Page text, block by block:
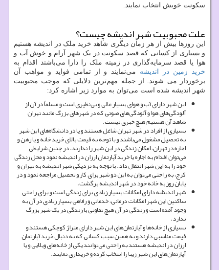
سکونت خویش انتخاب نمایند.
علت محبوبیت شهر اندیشه چیست؟
این روزها بیش از هر زمان دیگری شاهد خرید ملک در اندیشه هستیم
و بسیاری از کسانی که قصد سکونت در یک شهر آرام و خوش آب و
هوا یا قصد سرمایه‌گذاری در زمینه ملک را دارا می‌باشند اقدام به
خرید زمین در اندیشه می‌نمایند و از تمامی فواید و مواهب آن
برخوردار می شوند. از جمله مهم‌ترین دلایلی که موجب محبوبیت
شهر اندیشه شده است می‌توان به موارد زیر اشاره کرد:
این شهر دارای آب و هوای بسیار عالی و بی‌نظیری است و مسلماً در آن از
آلودگی‌های هوا و آلودگی‌های صوتی که در شهرهای بزرگ مانند تهران
شاهد آن هستیم هیچ خبری نیست.
بسیاری از افراد در شهر تهران شاغل هستند و یا در دانشگاه‌های این شهر
به تحصیل مشغول می‌باشند و با توجه به قیمت بالای خرید خانه و یا رهن و
اجاره در تهران، امکان زندگی در این شهر را ندارند. در چنین شرایطی
می‌توان اقدام به اجاره یا خرید آپارتمان ارزان در اندیشه نمود و محل زندگی
خود را به این شهر انتقال داد. با توجه به نزدیکی شهر اندیشه به تهران و
کرج، به راحتی می‌توان به این دو شهر برای کار و تحصیل مراجعه نمود و در
پایان روز به خانه خود در شهر اندیشه برگشت.
شهر اندیشه دارای امکانات بسیار زیادی برای زندگی است و برای راحتی
ساکنین این شهر امکانات درمانی، خدماتی و رفاهی بسیار زیادی در آن به
وجود آمده است و زندگی در آن هیچ تفاوتی با زندگی در یک شهر بزرگ
ندارد.
بسیاری از خانه‌ها و آپارتمان‌های این شهر دارای متراژ کوچکی هستند و
قیمت مناسبی دارند و به همین سبب کسانی که به دنبال خرید آپارتمان
ارزان در اندیشه هستند به راحتی می‌توانند یکی از خانه‌های ویلایی و یا
آپارتمان‌های این شهر زیبا را انتخاب کرده و خریداری نمایند.